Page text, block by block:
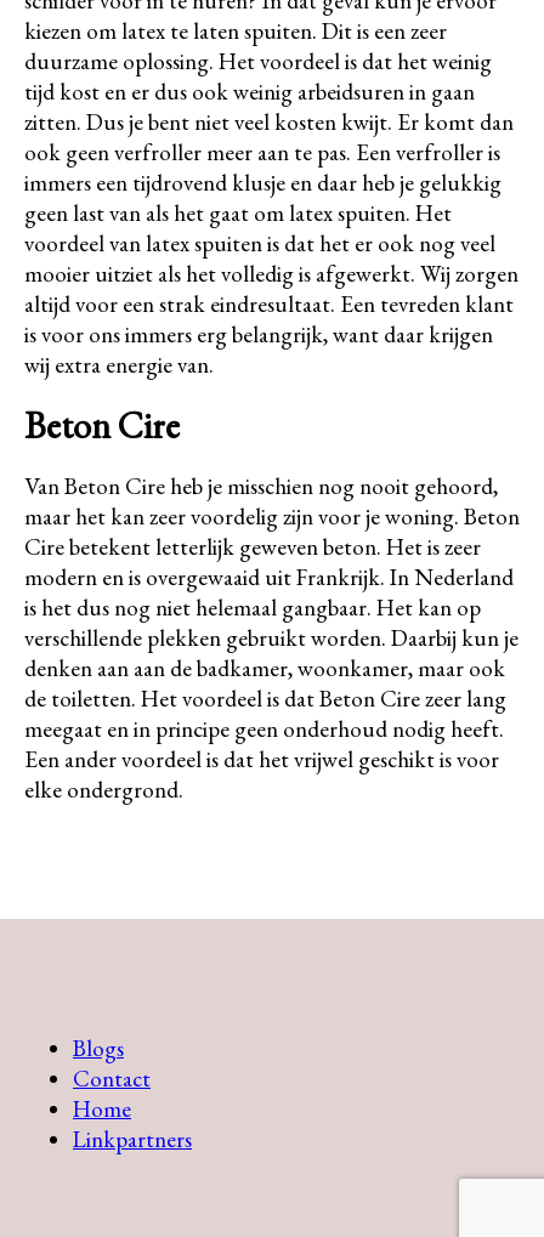
kiezen om latex te laten spuiten. Dit is een zeer
duurzame oplossing. Het voordeel is dat het weinig
tijd kost en er dus ook weinig arbeidsuren in gaan
zitten. Dus je bent niet veel kosten kwijt. Er komt dan
ook geen verfroller meer aan te pas. Een verfroller is
immers een tijdrovend klusje en daar heb je gelukkig
geen last van als het gaat om latex spuiten. Het
voordeel van latex spuiten is dat het er ook nog veel
mooier uitziet als het volledig is afgewerkt. Wij zorgen
altijd voor een strak eindresultaat. Een tevreden klant
is voor ons immers erg belangrijk, want daar krijgen
wij extra energie van.
Beton Cire
Van Beton Cire heb je misschien nog nooit gehoord,
maar het kan zeer voordelig zijn voor je woning. Beton
Cire betekent letterlijk geweven beton. Het is zeer
modern en is overgewaaid uit Frankrijk. In Nederland
is het dus nog niet helemaal gangbaar. Het kan op
verschillende plekken gebruikt worden. Daarbij kun je
denken aan aan de badkamer, woonkamer, maar ook
de toiletten. Het voordeel is dat Beton Cire zeer lang
meegaat en in principe geen onderhoud nodig heeft.
Een ander voordeel is dat het vrijwel geschikt is voor
elke ondergrond.
Blogs
Contact
Home
Linkpartners